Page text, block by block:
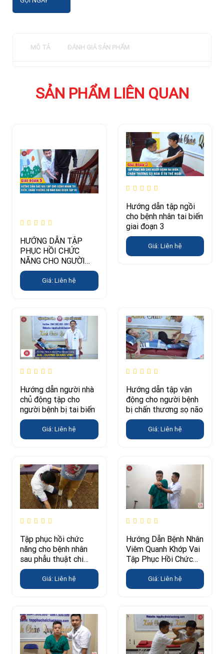
MÔ TẢ ĐÁNH GIÁ SẢN PHẨM
SẢN PHẨM LIÊN QUAN
HƯỚNG DẪN TẬP
PHỤC HỒI CHỨC
NĂNG CHO NGƯỜI
TAI BIẾN, CHẤN
THƯƠNG SỌ NÃO Ở
GIAI ĐOẠN 5 (TẬP ĐI)
Giá: Liên hệ
Hướng dẫn tập ngồi
cho bệnh nhân tai biến
giai đoạn 3
Giá: Liên hệ
Hướng dẫn người nhà
chủ động tập cho
người bệnh bị tai biến
Giá: Liên hệ
Hướng dẫn tập vận
động cho người bệnh
bị chấn thương sọ não
Giá: Liên hệ
Tập phục hồi chức
năng cho bệnh nhân
sau phẫu thuật chi
dưới
Giá: Liên hệ
Hướng Dẫn Bệnh Nhân
Viêm Quanh Khớp Vai
Tập Phục Hồi Chức
Năng
Giá: Liên hệ